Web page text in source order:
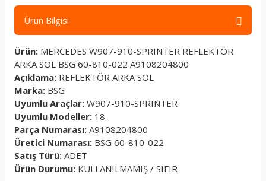
Ürün Bilgisi
Ürün: MERCEDES W907-910-SPRINTER REFLEKTÖR
ARKA SOL BSG 60-810-022 A9108204800
Açıklama: REFLEKTÖR ARKA SOL
Marka: BSG
Uyumlu Araçlar: W907-910-SPRINTER
Uyumlu Modeller: 18-
Parça Numarası: A9108204800
Üretici Numarası: BSG 60-810-022
Satış Türü: ADET
Ürün Durumu: KULLANILMAMIŞ / SIFIR